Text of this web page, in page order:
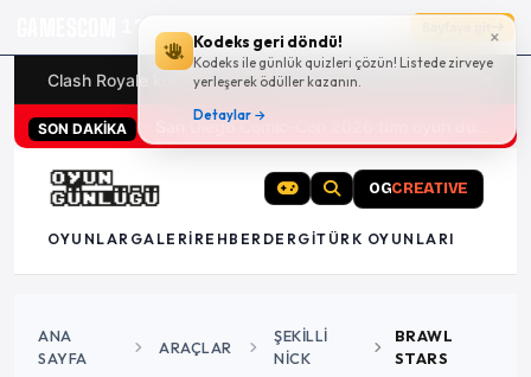
×
Kodeks geri döndü!
Kodeks ile günlük quizleri çözün! Listede zirveye
yerleşerek ödüller kazanın.
Detaylar →
17g 18:04:56
Clash Royale kodları Türk oyunları (PC ve konsollar) -
SON DAKİKA
OGCREATIVE
OYUNLAR GALERI REHBER DERGITÜRK OYUNLARI
ANA
SAYFA
ARAÇLAR
ŞEKILLI
NICK
BRAWL
STARS